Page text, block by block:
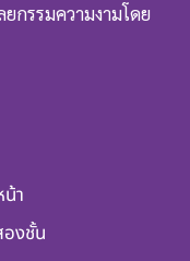
กรรมความงามโดย
า
งชั้น